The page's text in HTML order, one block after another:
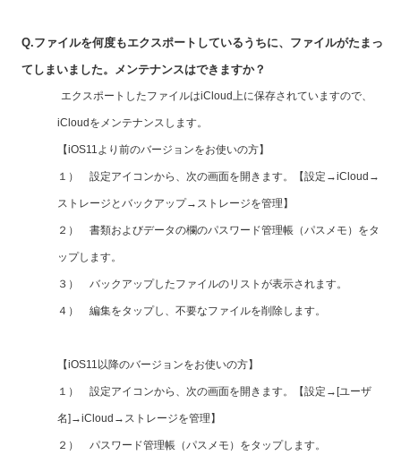
Q.ファイルを何度もエクスポートしているうちに、ファイルがたまっ
てしまいました。メンテナンスはできますか？
エクスポートしたファイルはiCloud上に保存されていますので、
iCloudをメンテナンスします。
【iOS11より前のバージョンをお使いの方】
１） 設定アイコンから、次の画面を開きます。【設定→iCloud→
ストレージとバックアップ→ストレージを管理】
２） 書類およびデータの欄のパスワード管理帳（パスメモ）をタ
ップします。
３） バックアップしたファイルのリストが表示されます。
４） 編集をタップし、不要なファイルを削除します。
【iOS11以降のバージョンをお使いの方】
１） 設定アイコンから、次の画面を開きます。【設定→[ユーザ
名]→iCloud→ストレージを管理】
２） パスワード管理帳（パスメモ）をタップします。